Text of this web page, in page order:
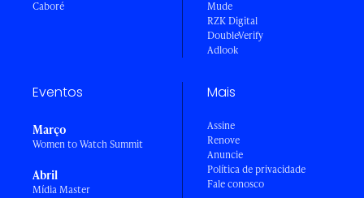
Caboré
Mude
RZK Digital
DoubleVerify
Adlook
Eventos
Março
Women to Watch Summit
Abril
Mídia Master
Mais
Assine
Renove
Anuncie
Política de privacidade
Fale conosco